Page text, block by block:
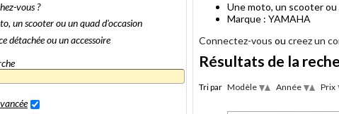
vous ?
un scooter ou un quad d'occasion
détachée ou un accessoire
Une moto, un scooter ou
Marque : YAMAHA
Connectez-vous ou creez un
Résultats de la
Tri par Modèle AscDesc
Année AscDesc
Prix